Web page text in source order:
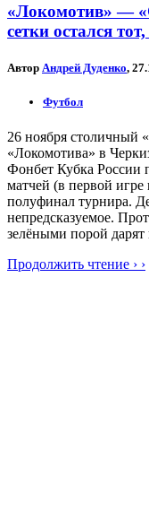
«Локомотив» —
сетки остался
Автор Андрей Дуденко,
Футбол
26 ноября столичный
«Локомотива» в
Фонбет Кубка России
матчей (в первой
полуфинал турнира.
непредсказуемое.
зелёными порой
Продолжить чтение › ›